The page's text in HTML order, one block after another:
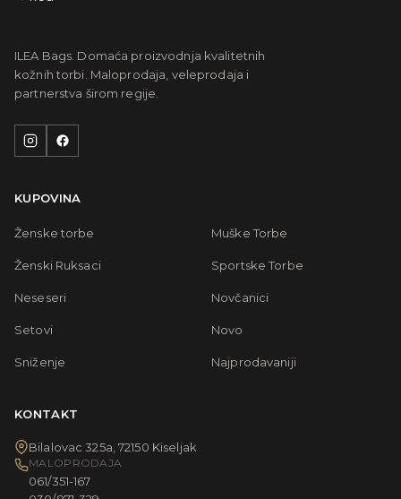
ILEA Bags. Domaća proizvodnja kvalitetnih
kožnih torbi. Maloprodaja, veleprodaja i
partnerstva širom regije.
KUPOVINA
Ženske torbe Muške Torbe
Ženski Ruksaci Sportske Torbe
Neseseri Novčanici
Setovi Novo
Sniženje Najprodavaniji
KONTAKT
Bilalovac 325a, 72150 Kiseljak
MALOPRODAJA
061/351-167